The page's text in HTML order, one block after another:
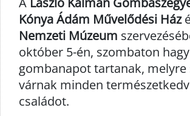
Kónya Ádám Művelődési Ház
Nemzeti Múzeum
október 5-én, szombaton
gombanapot tartanak, melyre
várnak minden
családot.